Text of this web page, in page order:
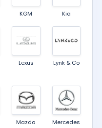
KGM Kia
Lexus Lynk & Co
Mazda
Mercedes